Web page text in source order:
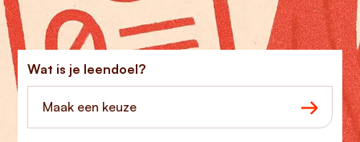
Wat is je leendoel?
Maak een keuze